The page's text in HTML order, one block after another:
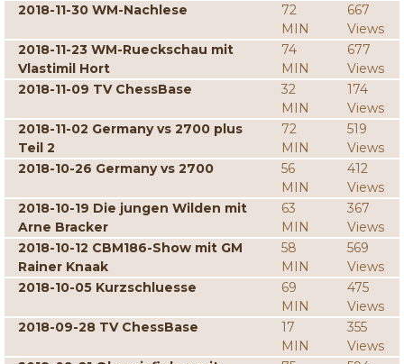
2018-11-30 WM-Nachlese
72
MIN
667
Views
2018-11-23 WM-Rueckschau mit
Vlastimil Hort
74
MIN
677
Views
2018-11-09 TV ChessBase
32
MIN
174
Views
2018-11-02 Germany vs 2700 plus
Teil 2
72
MIN
519
Views
2018-10-26 Germany vs 2700
56
MIN
412
Views
2018-10-19 Die jungen Wilden mit
Arne Bracker
63
MIN
367
Views
2018-10-12 CBM186-Show mit GM
Rainer Knaak
58
MIN
569
Views
2018-10-05 Kurzschluesse
69
MIN
475
Views
2018-09-28 TV ChessBase
17
MIN
355
Views